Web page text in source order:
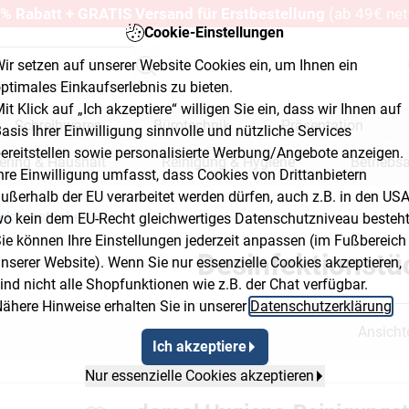
Cookie-Einstellungen
setzen auf unserer Website Cookies ein, um Ihnen ein
Einkaufserlebnis zu bieten.
Klick auf „Ich akzeptiere“ willigen Sie ein, dass wir Ihnen auf
Ihrer Einwilligung sinnvolle und nützliche Services
sowie personalisierte Werbung/Angebote anzeigen.
Einwilligung umfasst, dass Cookies von Drittanbietern
der EU verarbeitet werden dürfen, auch z.B. in den
kein dem EU-Recht gleichwertiges Datenschutzniveau
können Ihre Einstellungen jederzeit anpassen (im Fußbereich
Website). Wenn Sie nur essenzielle Cookies akzeptieren,
nicht alle Shopfunktionen wie z.B. der Chat verfügbar.
Hinweise erhalten Sie in unserer Datenschutzerklärung
Ich akzeptiere
Nur essenzielle Cookies akzeptieren
Rabatt + GRATIS Versand für Erstbestellung (ab 49€
Schreibwaren Bürotechnik Präsentation
& Haushalt Reinigung & Hygiene
& Baumarkt
Button 2Breadcrumb Flyout Button 3